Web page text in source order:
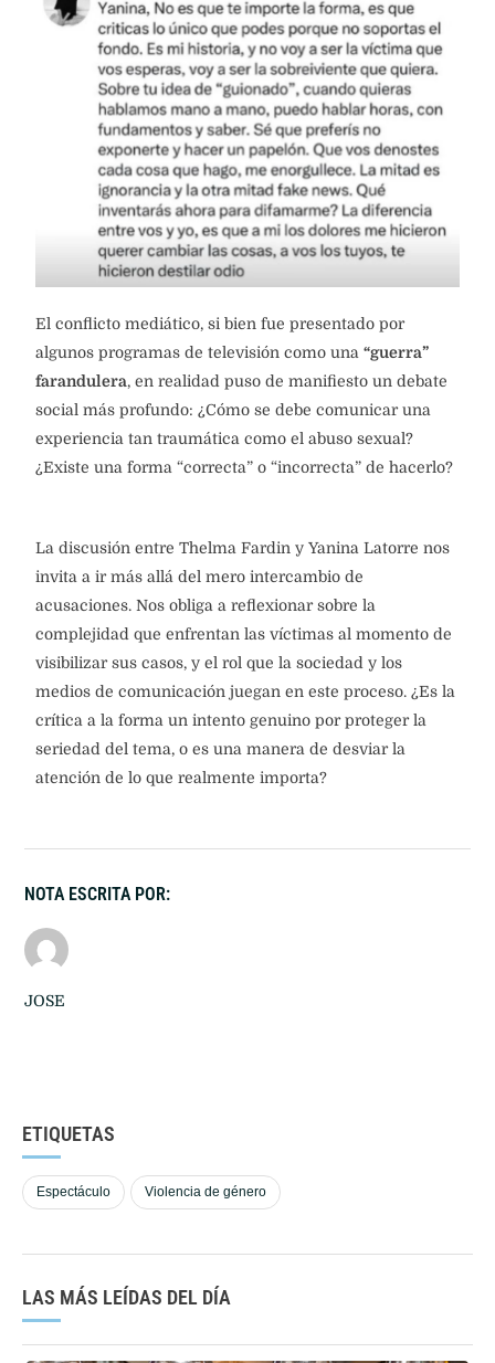
El conflicto mediático, si bien fue presentado por
algunos programas de televisión como una “guerra”
farandulera, en realidad puso de manifiesto un debate
social más profundo: ¿Cómo se debe comunicar una
experiencia tan traumática como el abuso sexual?
¿Existe una forma “correcta” o “incorrecta” de hacerlo?
La discusión entre Thelma Fardin y Yanina Latorre nos
invita a ir más allá del mero intercambio de
acusaciones. Nos obliga a reflexionar sobre la
complejidad que enfrentan las víctimas al momento de
visibilizar sus casos, y el rol que la sociedad y los
medios de comunicación juegan en este proceso. ¿Es la
crítica a la forma un intento genuino por proteger la
seriedad del tema, o es una manera de desviar la
atención de lo que realmente importa?
NOTA ESCRITA POR:
JOSE
ETIQUETAS
Espectáculo Violencia de género
LAS MÁS LEÍDAS DEL DÍA